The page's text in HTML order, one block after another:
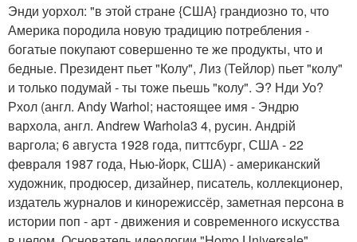
Энди уорхол: "в этой стране {США} грандиозно то, что
Америка породила новую традицию потребления -
богатые покупают совершенно те же продукты, что и
бедные. Президент пьет "Колу", Лиз (Тейлор) пьет "колу"
и только подумай - ты тоже пьешь "колу". Э? Нди Уо?
Рхол (англ. Andy Warhol; настоящее имя - Эндрю
вархола, англ. Andrew Warhola3 4, русин. Андрій
варгола; 6 августа 1928 года, питтсбург, США - 22
февраля 1987 года, Нью-йорк, США) - американский
художник, продюсер, дизайнер, писатель, коллекционер,
издатель журналов и кинорежиссёр, заметная персона в
истории поп - арт - движения и современного искусства